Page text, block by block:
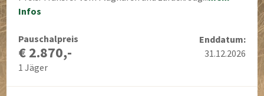
Infos
Pauschalpreis
€ 2.870,-
1 Jäger
Enddatum:
31.12.2026